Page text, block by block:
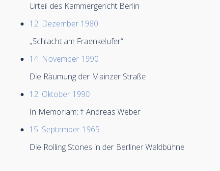
Urteil des Kammergericht Berlin
12. Dezember 1980
„Schlacht am Fraenkelufer“
14. November 1990
Die Räumung der Mainzer Straße
12. Oktober 1990
In Memoriam: † Andreas Weber
15. September 1965
Die Rolling Stones in der Berliner Waldbühne